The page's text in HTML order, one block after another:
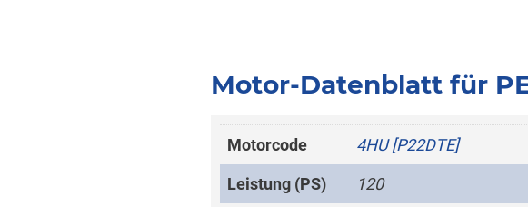
Motor-Datenblatt für
Motorcode 4HU [P22DTE]
Leistung (PS) 120